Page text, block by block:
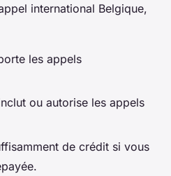
international Belgique,
les appels
ou autorise les appels
de crédit si vous